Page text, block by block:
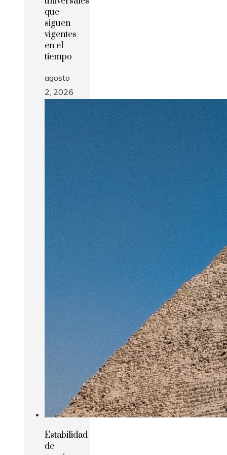
que
siguen
vigentes
en el
tiempo
agosto
2, 2026
Estabilidad
de